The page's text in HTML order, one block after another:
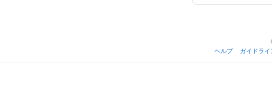
ヘルプ
ガイドライ